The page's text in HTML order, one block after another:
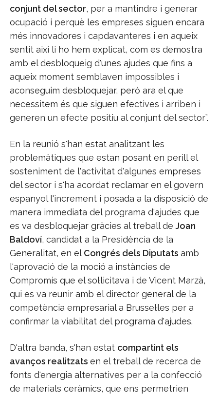
conjunt del sector, per a mantindre i generar
ocupació i perquè les empreses siguen encara
més innovadores i capdavanteres i en aqueix
sentit així li ho hem explicat, com es demostra
amb el desbloqueig d'unes ajudes que fins a
aqueix moment semblaven impossibles i
aconseguim desbloquejar, però ara el que
necessitem és que siguen efectives i arriben i
generen un efecte positiu al conjunt del sector”.
En la reunió s'han estat analitzant les
problemàtiques que estan posant en perill el
sosteniment de l'activitat d'algunes empreses
del sector i s'ha acordat reclamar en el govern
espanyol l'increment i posada a la disposició de
manera immediata del programa d'ajudes que
es va desbloquejar gràcies al treball de Joan
Baldoví, candidat a la Presidència de la
Generalitat, en el Congrés dels Diputats amb
l'aprovació de la moció a instàncies de
Compromís que el sol·licitava i de Vicent Marzà,
qui es va reunir amb el director general de la
competència empresarial a Brussel·les per a
confirmar la viabilitat del programa d'ajudes.
D'altra banda, s'han estat compartint els
avanços realitzats en el treball de recerca de
fonts d'energia alternatives per a la confecció
de materials ceràmics, que ens permetrien